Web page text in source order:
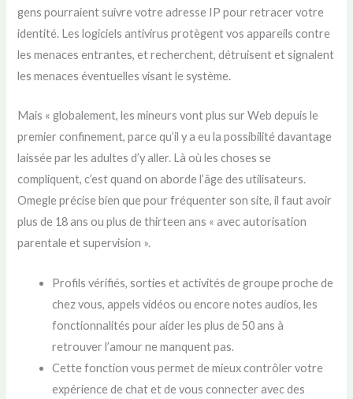
gens pourraient suivre votre adresse IP pour retracer votre
identité. Les logiciels antivirus protègent vos appareils contre
les menaces entrantes, et recherchent, détruisent et signalent
les menaces éventuelles visant le système.
Mais « globalement, les mineurs vont plus sur Web depuis le
premier confinement, parce qu’il y a eu la possibilité davantage
laissée par les adultes d’y aller. Là où les choses se
compliquent, c’est quand on aborde l’âge des utilisateurs.
Omegle précise bien que pour fréquenter son site, il faut avoir
plus de 18 ans ou plus de thirteen ans « avec autorisation
parentale et supervision ».
Profils vérifiés, sorties et activités de groupe proche de
chez vous, appels vidéos ou encore notes audios, les
fonctionnalités pour aider les plus de 50 ans à
retrouver l’amour ne manquent pas.
Cette fonction vous permet de mieux contrôler votre
expérience de chat et de vous connecter avec des